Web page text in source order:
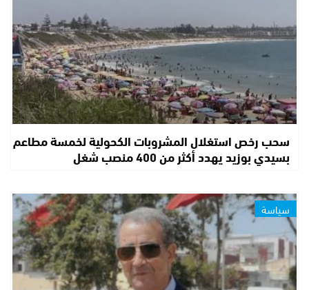
سحب رخص استغلال المشروبات الكحولية لخمسة مطاعم
بسيدي بوزيد يهدد أكثر من 400 منصب شغل
سياسة